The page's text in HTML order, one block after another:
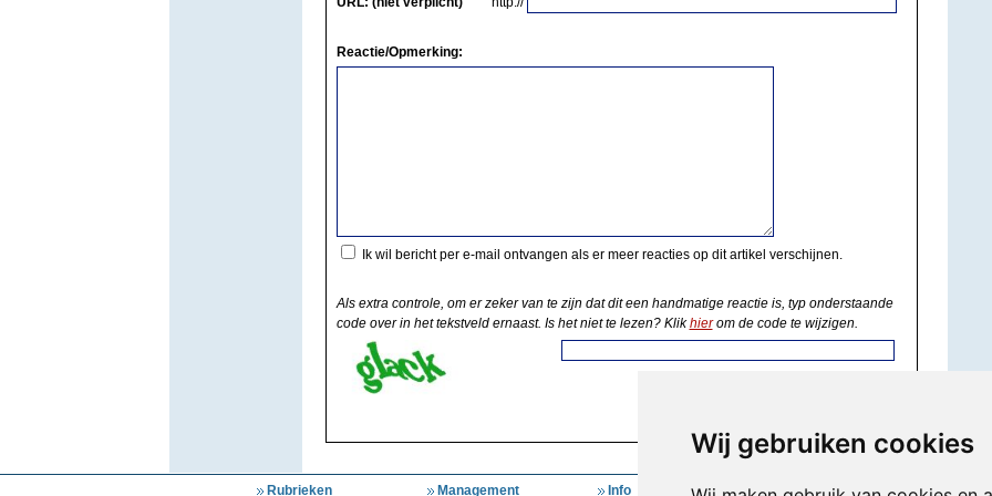
Wij gebruiken cookies
Reactie/Opmerking:
Ik wil bericht per e-mail ontvangen als er meer reacties op dit artikel verschijnen.
Als extra controle, om er zeker van te zijn dat dit een handmatige reactie is, typ onderstaande
code over in het tekstveld ernaast. Is het niet te lezen? Klikhierom de code te wijzigen.
Rubrieken Management Info Mijn Account